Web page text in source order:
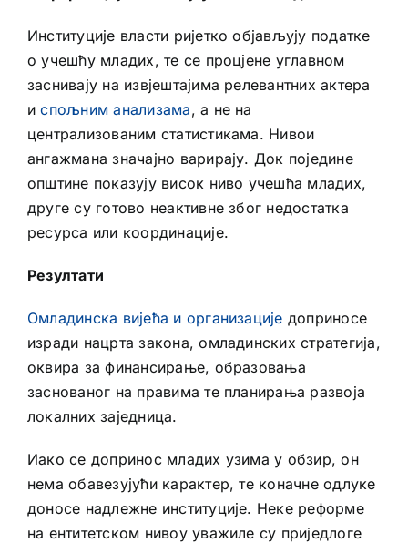
Институције власти ријетко објављују податке
о учешћу младих, те се процјене углавном
заснивају на извјештајима релевантних актера
испољним анализама, а не на
централизованим статистикама. Нивои
ангажмана значајно варирају. Док поједине
општине показују висок ниво учешћа младих,
друге су готово неактивне због недостатка
ресурса или координације.
Резултати
Омладинска вијећа и организације доприносе
изради нацрта закона, омладинских стратегија,
оквира за финансирање, образовања
заснованог на правима те планирања развоја
локалних заједница.
Иако се допринос младих узима у обзир, он
нема обавезујући карактер, те коначне одлуке
доносе надлежне институције. Неке реформе
на ентитетском нивоу уважиле су приједлоге